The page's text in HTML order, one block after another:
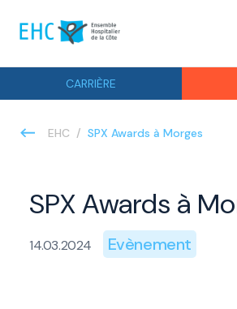
CARRIÈRE
EHC SPX Awards à Morges
SPX Awards à
14.03.2024 Evènement